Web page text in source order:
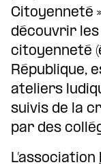
Citoyenneté
découvrir
citoyenneté
République,
ateliers
suivis de la
par des
L’association